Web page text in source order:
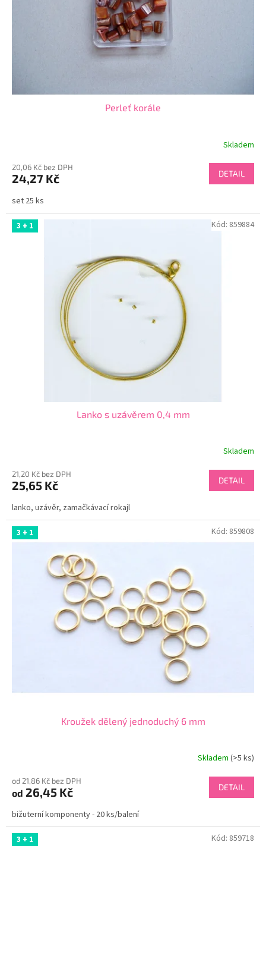
Perleť korále
Skladem
20,06 Kč bez DPH
24,27 Kč DETAIL
set 25 ks
3 + 1
Lanko s uzávěrem 0,4 mm
Skladem
21,20 Kč bez DPH
25,65 Kč DETAIL
lanko, uzávěr, zamačkávací rokajl
Kód: 859884
3 + 1
Kroužek dělený jednoduchý 6 mm
Skladem (>5 ks)
od 21,86 Kč bez DPH
od 26,45 Kč DETAIL
bižuterní komponenty - 20 ks/balení
Kód: 859808
3 + 1 Kód: 859718